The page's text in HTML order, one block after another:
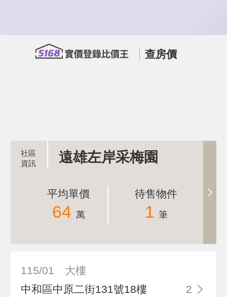
查房價
遠雄左岸采梅園
平均單價
64 萬
待售物件
1 筆
115/01
大樓
中和區中原二街131號18樓
2